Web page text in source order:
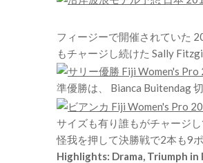
フィージーで開催されていた
もチャージし続けた Sally
準優勝は、 Bianca Buitendag
サイズも有り誰もがチャージ
怪我を押して決勝戦で2本も9
Highlights: Drama, Triumph in